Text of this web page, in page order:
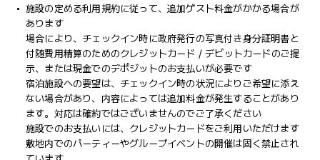
施設の定める利用規約に従って、追加ゲスト料金がかかる場合が
あります
場合により、チェックイン時に政府発行の写真付き身分証明書と
付随費用精算のためのクレジットカード / デビットカードのご提
示、または現金でのデポジットのお支払いが必要です
宿泊施設への要望は、チェックイン時の状況によりご希望に添え
ない場合があり、内容によっては追加料金が発生することがあり
ます。対応は確約ではございませんのでご了承ください
施設でのお支払いには、クレジットカードをご利用いただけます
敷地内でのパーティーやグループイベントの開催は固く禁止され